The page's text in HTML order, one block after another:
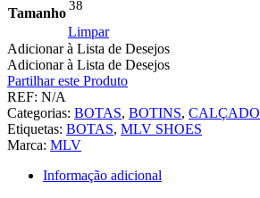
159.90 €.
Tamanho38
Limpar
Adicionar à Lista de Desejos
Adicionar à Lista de Desejos
Partilhar este Produto
REF: N/A
Categorias: BOTAS, BOTINS, CALÇADO
Etiquetas: BOTAS, MLV SHOES
Marca: MLV
Informação adicional